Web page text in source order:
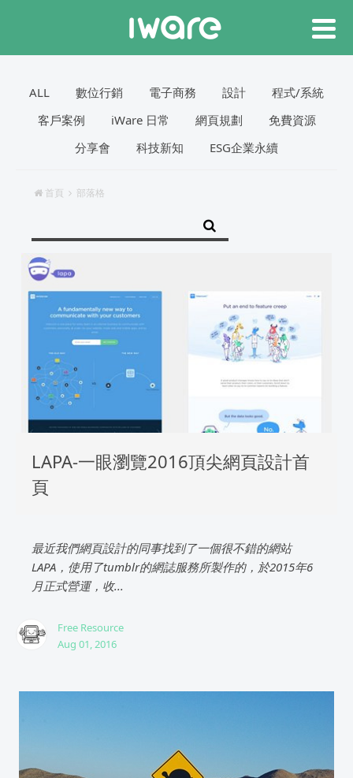
ALL 數位行銷 電子商務 設計
程式/系統
客戶案例
iWare 日常 網頁規劃
免費資源
分享會
科技新知 ESG企業永續
首頁 部落格
LAPA-一眼瀏覽2016頂尖網頁設計首
頁
最近我們網頁設計的同事找到了一個很不錯的網站
LAPA，使用了tumblr的網誌服務所製作的，於2015年6
月正式營運，收...
Free Resource
Aug 01, 2016